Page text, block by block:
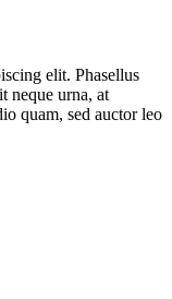
elit. Phasellus
neque urna, at
quam, sed auctor leo